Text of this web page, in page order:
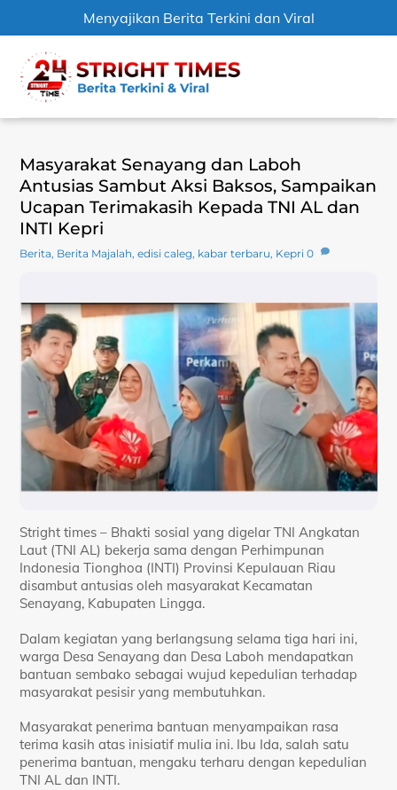
Menyajikan Berita Terkini dan Viral
content
Masyarakat Senayang dan Laboh
Antusias Sambut Aksi Baksos, Sampaikan
Ucapan Terimakasih Kepada TNI AL dan
INTI Kepri
Berita, Berita Majalah,edisi caleg, kabar terbaru, Kepri 0
Stright times – Bhakti sosial yang digelar TNI Angkatan
Laut (TNI AL) bekerja sama dengan Perhimpunan
Indonesia Tionghoa (INTI) Provinsi Kepulauan Riau
disambut antusias oleh masyarakat Kecamatan
Senayang, Kabupaten Lingga.
Dalam kegiatan yang berlangsung selama tiga hari ini,
warga Desa Senayang dan Desa Laboh mendapatkan
bantuan sembako sebagai wujud kepedulian terhadap
masyarakat pesisir yang membutuhkan.
Masyarakat penerima bantuan menyampaikan rasa
terima kasih atas inisiatif mulia ini. Ibu Ida, salah satu
penerima bantuan, mengaku terharu dengan kepedulian
TNI AL dan INTI.